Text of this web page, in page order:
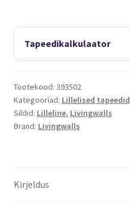
Tapeedikalkulaator
Tootekood: 393502
Kategooriad: Lillelised tapeedid
Sildid: Lilleline, Livingwalls
Brand: Livingwalls
Kirjeldus